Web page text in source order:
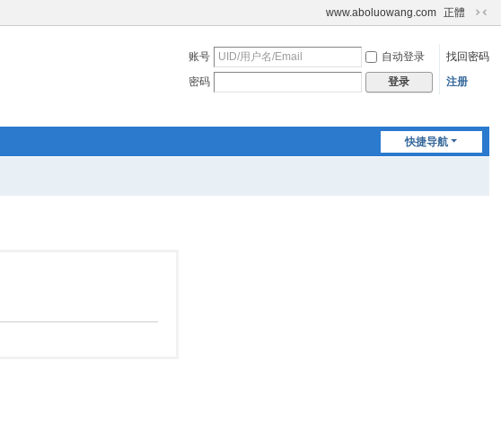
www.aboluowang.com 正體
切
到
账号 自动登录
找回密码
密码
登录 注册
快捷导航